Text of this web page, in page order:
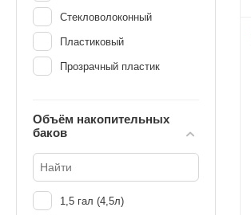
Стекловолоконный
Пластиковый
Прозрачный пластик
Объём накопительных
баков
1,5 гал (4,5л)